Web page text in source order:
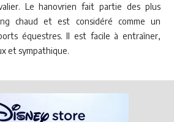
Le hanovrien fait partie des plus
chaud et est considéré comme un
équestres. Il est facile à entraîner,
et sympathique.